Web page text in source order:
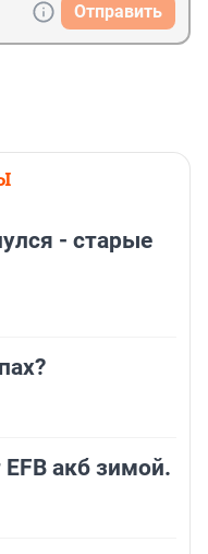
Отправить
- старые
акб зимой.